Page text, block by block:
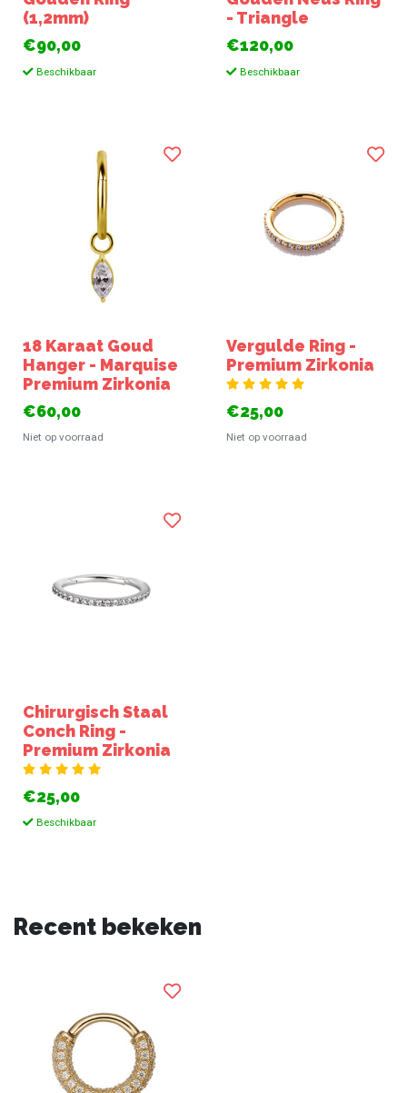
(1,2mm)
€90,00
Beschikbaar
- Triangle
€120,00
Beschikbaar
18 Karaat Goud
Hanger - Marquise
Premium Zirkonia
€60,00
Niet op voorraad
Vergulde Ring -
Premium Zirkonia
€25,00
Niet op voorraad
Chirurgisch Staal
Conch Ring -
Premium Zirkonia
€25,00
Beschikbaar
Recent bekeken